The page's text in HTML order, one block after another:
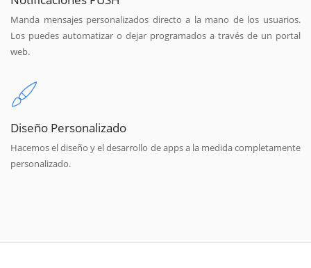
Manda mensajes personalizados directo a la mano de los usuarios.
Los puedes automatizar o dejar programados a través de un portal
web.
Diseño Personalizado
Hacemos el diseño y el desarrollo de apps a la medida completamente
personalizado.